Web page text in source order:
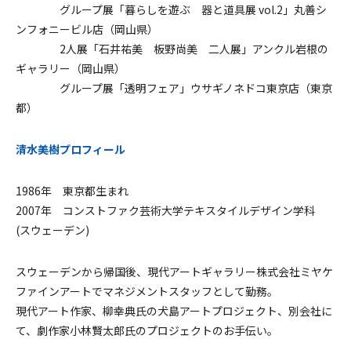
グループ展「暮らしを遊ぶ 器と道具展 vol.2」丸善シ
ンフォニービル店（岡山県）
2人展「石井祐美 板野尚美 二人展」アンクル岩根の
ギャラリー（岡山県）
グループ展「透明フェア」ウサギノネドコ東京店（東京
都）
清水美樹プロフィール
1986年 東京都生まれ
2007年 コンストファク芸術大学テキスタイルデザイン学科
(スウェーデン)
スウェーデンから帰国後、現代アートギャラリー株式会社ミヤケ
ファインアートでマネジメントスタッフとして勤務。
現代アート作家、柳幸典氏の犬島アートプロジェクト、別会社に
て、劇作家小林賢太郎氏のプロジェクトのお手伝い。